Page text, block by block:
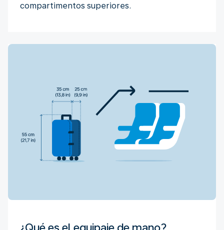
compartimentos superiores.
¿Qué es el equipaje de mano?